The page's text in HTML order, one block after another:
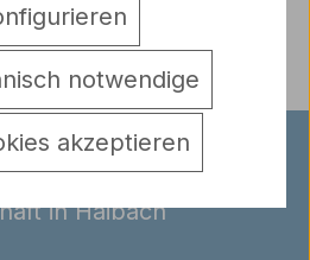
ERLEBEN!
in Haibach
notwendige
akzeptieren